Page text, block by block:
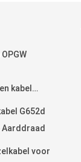
kabel
G652d
voor